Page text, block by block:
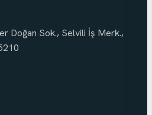
Doğan Sok., Selvili İş Merk.,